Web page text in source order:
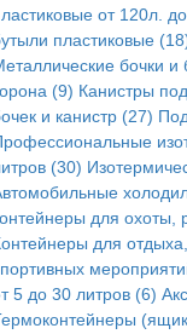
от 120л.
пластиковые
бочки и
(9) Канистры
и канистр (27)
(30)
для охоты,
для
5 до 30 литров (6)